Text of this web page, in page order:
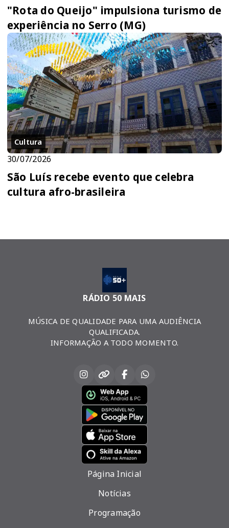
"Rota do Queijo" impulsiona turismo de
experiência no Serro (MG)
Cultura
30/07/2026
São Luís recebe evento que celebra
cultura afro-brasileira
RÁDIO 50 MAIS
MÚSICA DE QUALIDADE PARA UMA AUDIÊNCIA
QUALIFICADA.
INFORMAÇÃO A TODO MOMENTO.
Página Inicial
Notícias
Programação